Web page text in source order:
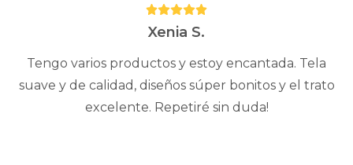
Puntuación:
5Xenia S.
Tengo varios productos y estoy encantada. Tela
suave y de calidad, diseños súper bonitos y el trato
excelente. Repetiré sin duda!